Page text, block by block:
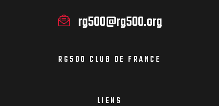
rg500@rg500.org
RG500 CLUB DE FRANCE
LIENS